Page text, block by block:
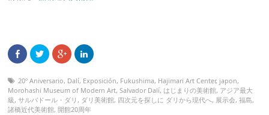
20º Aniversario, Dalí, Exposición, Fukushima, Hajimari Art Center, japon,
Morohashi Museum of Modern Art,Salvador Dalí, はじまりの美術館, アジア最大
級, サルバドール・ダリ, ダリ美術館, 四次元を探しに ダリから現代へ, 展示会,福島,
諸橋近代美術館,開館20周年